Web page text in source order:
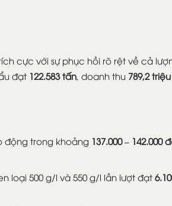
cực với sự phục hồi rõ rệt về cả
đạt 122.583 tấn, doanh thu 789,2 triệu
động trong khoảng 137.000 – 142.000
loại 500 g/l và 550 g/l lần lượt đạt